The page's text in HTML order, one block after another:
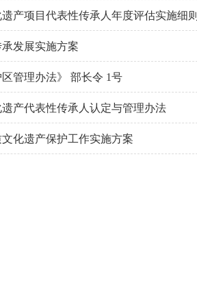
产项目代表性传承人年度评估实施细则
发展实施方案
管理办法》 部长令 1号
产代表性传承人认定与管理办法
化遗产保护工作实施方案